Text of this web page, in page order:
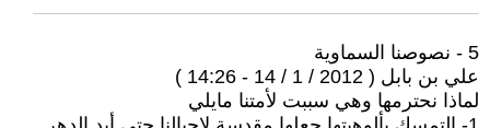
5 - نصوصنا السماوية
علي بن بابل ( 2012 / 1 / 14 - 14:26 )
لماذا نحترمها وهي سببت لأمتنا مايلي